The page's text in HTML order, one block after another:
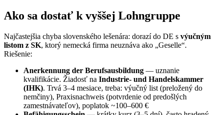
Ako sa dostať k vyššej Lohngruppe
Najčastejšia chyba slovenského lešenára: dorazí do DE s výučným
listom z SK, ktorý nemecká firma neuznáva ako „Geselle“.
Riešenie:
Anerkennung der Berufsausbildung — uznanie
kvalifikácie. Žiadosť na Industrie- und Handelskammer
(IHK). Trvá 3–4 mesiace, treba: výučný list (preložený do
nemčiny), Praxisnachweis (potvrdenie od predošlých
zamestnávateľov), poplatok ~100–600 €